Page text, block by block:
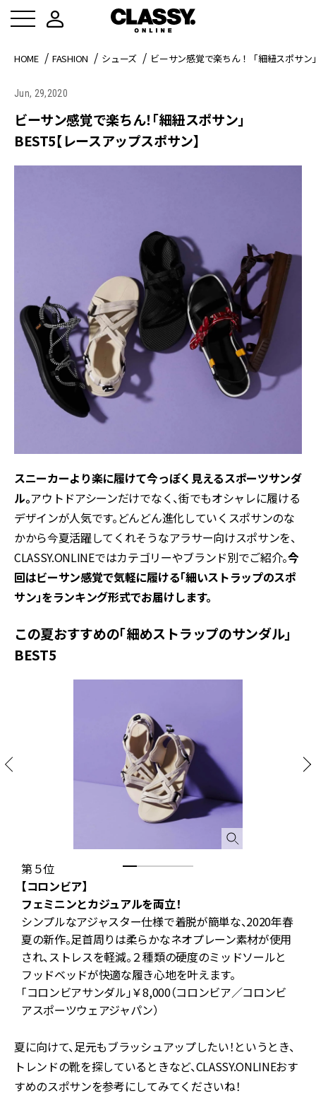
HOME FASHION シューズ ビーサン感覚で楽ちん！「細紐スポサ
Jun, 29,2020
ビーサン感覚で楽ちん！「細紐スポサン」
BEST5【レースアップスポサン】
スニーカーより楽に履けて今っぽく見えるスポーツサンダ
ル。アウトドアシーンだけでなく、街でもオシャレに履ける
デザインが人気です。どんどん進化していくスポサンのな
かから今夏活躍してくれそうなアラサー向けスポサンを、
CLASSY.ONLINEではカテゴリーやブランド別でご紹介。今
回はビーサン感覚で気軽に履ける「細いストラップのスポ
サン」をランキング形式でお届けします。
この夏おすすめの「細めストラップのサンダル」
BEST5
第５位
【コロンビア】
フェミニンとカジュアルを両立！
シンプルなアジャスター仕様で着脱が簡単な、2020年春
夏の新作。足首周りは柔らかなネオプレーン素材が使用
され、ストレスを軽減。２種類の硬度のミッドソールと
フッドベッドが快適な履き心地を叶えます。
「コロンビアサンダル」￥8,000（コロンビア／コロンビ
アスポーツウェアジャパン）
夏に向けて、足元もブラッシュアップしたい！というとき、
トレンドの靴を探しているときなど、CLASSY.ONLINEおす
すめのスポサンを参考にしてみてくださいね！